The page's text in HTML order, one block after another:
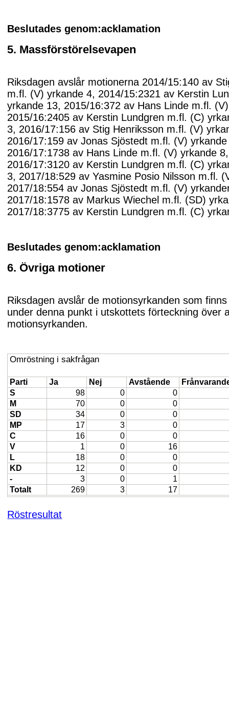
Beslutades genom:acklamation
5. Massförstörelsevapen
Riksdagen avslår motionerna 2014/15:140 av
m.fl. (V) yrkande 4, 2014/15:2321 av Kerstin
yrkande 13, 2015/16:372 av Hans Linde m.fl.
2015/16:2405 av Kerstin Lundgren m.fl. (C)
3, 2016/17:156 av Stig Henriksson m.fl. (V)
2016/17:159 av Jonas Sjöstedt m.fl. (V)
2016/17:1738 av Hans Linde m.fl. (V) yrkande 8,
2016/17:3120 av Kerstin Lundgren m.fl. (C)
3, 2017/18:529 av Yasmine Posio Nilsson m.fl.
2017/18:554 av Jonas Sjöstedt m.fl. (V)
2017/18:1578 av Markus Wiechel m.fl. (SD)
2017/18:3775 av Kerstin Lundgren m.fl. (C)
Beslutades genom:acklamation
6. Övriga motioner
Riksdagen avslår de motionsyrkanden som
under denna punkt i utskottets förteckning över
motionsyrkanden.
Omröstning i sakfrågan
Parti Ja Nej Avstående
S
98 0
0
M
70 0
0
SD
34 0
0
MP
17 3
0
C
16 0
0
V
1 0
16
L
18 0
0
KD
12 0
0
-
3 0
1
Totalt
269 3 17
Röstresultat